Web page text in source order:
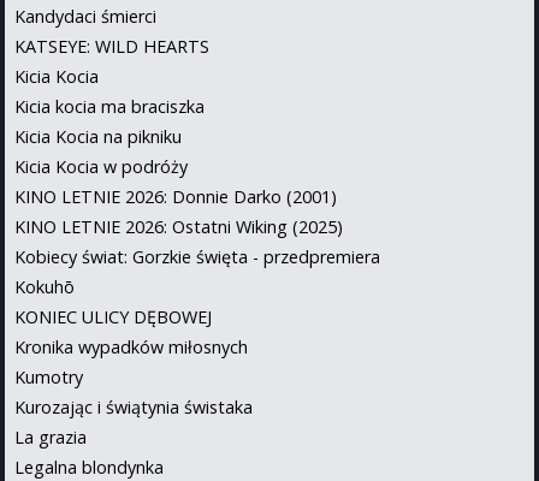
Kandydaci śmierci
KATSEYE: WILD HEARTS
Kicia Kocia
Kicia kocia ma braciszka
Kicia Kocia na pikniku
Kicia Kocia w podróży
KINO LETNIE 2026: Donnie Darko (2001)
KINO LETNIE 2026: Ostatni Wiking (2025)
Kobiecy świat: Gorzkie święta - przedpremiera
Kokuhō
KONIEC ULICY DĘBOWEJ
Kronika wypadków miłosnych
Kumotry
Kurozając i świątynia świstaka
La grazia
Legalna blondynka